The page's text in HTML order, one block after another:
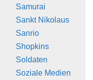
Samurai
Sankt Nikolaus
Sanrio
Shopkins
Soldaten
Soziale Medien